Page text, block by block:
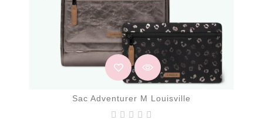
Sac Adventurer M Louisville